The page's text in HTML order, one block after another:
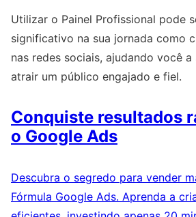
Utilizar o Painel Profissional pode
significativo na sua jornada como
nas redes sociais, ajudando você a
atrair um público engajado e fiel.
Conquiste resultados
o Google Ads
Descubra o segredo para vender
Fórmula Google Ads. Aprenda a